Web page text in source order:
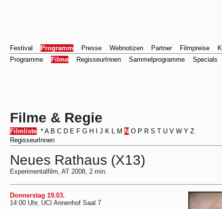
Festival Programm Presse Webnotizen Partner Filmpreise
Programme
Filme RegisseurInnen Sammelprogramme Specials
Filme & Regie
Filmliste: * A B C D E F G H J K L M N O P R S T U V W Y Z
RegisseurInnen
Neues Rathaus (X13)
Experimentalfilm, AT 2008, 2 min.
Donnerstag 19.03.
14:00 Uhr, UCI Annenhof Saal 7